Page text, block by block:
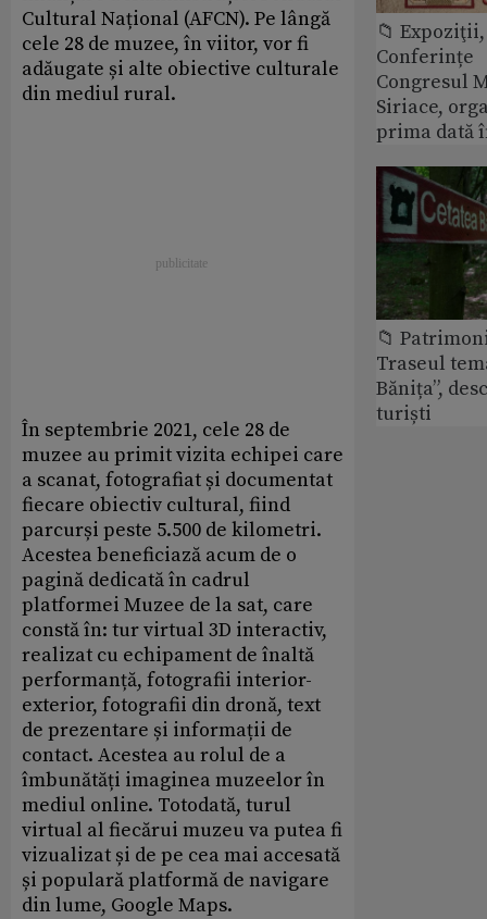
Cultural Național (AFCN). Pe lângă
cele 28 de muzee, în viitor, vor fi
adăugate și alte obiective culturale
din mediul rural.
În septembrie 2021, cele 28 de
muzee au primit vizita echipei care
a scanat, fotografiat și documentat
fiecare obiectiv cultural, fiind
parcurși peste 5.500 de kilometri.
Acestea beneficiază acum de o
pagină dedicată în cadrul
platformei Muzee de la sat, care
constă în: tur virtual 3D interactiv,
realizat cu echipament de înaltă
performanță, fotografii interior-
exterior, fotografii din dronă, text
de prezentare și informații de
contact. Acestea au rolul de a
îmbunătăți imaginea muzeelor în
mediul online. Totodată, turul
virtual al fiecărui muzeu va putea fi
vizualizat și de pe cea mai accesată
și populară platformă de navigare
din lume, Google Maps.
📁
Conferințe
Congresul
Siriace,
prima dată
📁
Traseul
Bănița”,
turiști